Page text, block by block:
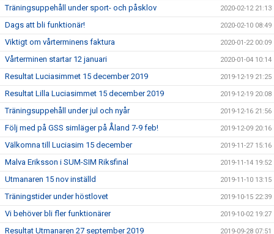
Träningsuppehåll under sport- och påsklov 2020-02-12 21:13
Dags att bli funktionär! 2020-02-10 08:49
Viktigt om vårterminens faktura 2020-01-22 00:09
Vårterminen startar 12 januari 2020-01-04 10:14
Resultat Luciasimmet 15 december 2019 2019-12-19 21:25
Resultat Lilla Luciasimmet 15 december 2019 2019-12-19 20:08
Träningsuppehåll under jul och nyår 2019-12-16 21:56
Följ med på GSS simläger på Åland 7-9 feb! 2019-12-09 20:16
Välkomna till Luciasim 15 december 2019-11-27 15:16
Malva Eriksson i SUM-SIM Riksfinal 2019-11-14 19:52
Utmanaren 15 nov inställd 2019-11-10 13:15
Träningstider under höstlovet 2019-10-15 22:39
Vi behöver bli fler funktionärer 2019-10-02 19:27
Resultat Utmanaren 27 september 2019 2019-09-28 07:51